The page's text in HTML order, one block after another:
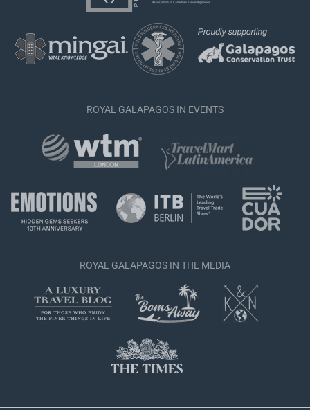
ROYAL GALAPAGOS IN EVENTS
ROYAL GALAPAGOS IN THE MEDIA